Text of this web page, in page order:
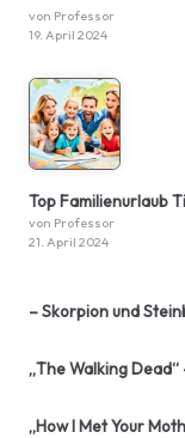
von Professor
19. April 2024
Top Familienurlaub
von Professor
21. April 2024
– Skorpion und
„The Walking
„How I Met Your